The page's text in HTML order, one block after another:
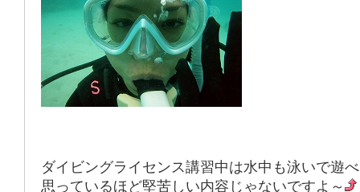
ダイビングライセンス講習中は水中も泳いで遊
思っているほど堅苦しい内容じゃないですよ～